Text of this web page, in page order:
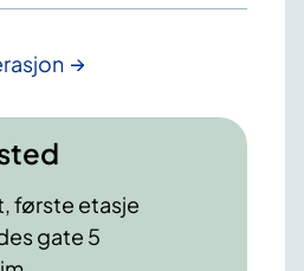
første etasje
gate 5